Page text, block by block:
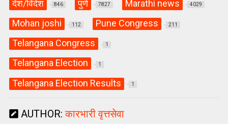
देश/विदेश 846 पुणे 7827 Marathi news 4029
Mohan joshi 112 Pune Congress 211
Telangana Congress 1
Telangana Election 1
Telangana Election Results 1
AUTHOR:कारभारी वृत्तसेवा